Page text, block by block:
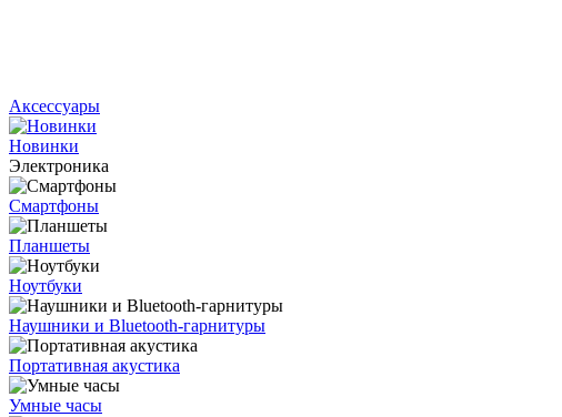
Аксессуары
Новинки
Электроника
Смартфоны
Планшеты
Ноутбуки
Наушники и Bluetooth-гарнитуры
Портативная акустика
Умные часы